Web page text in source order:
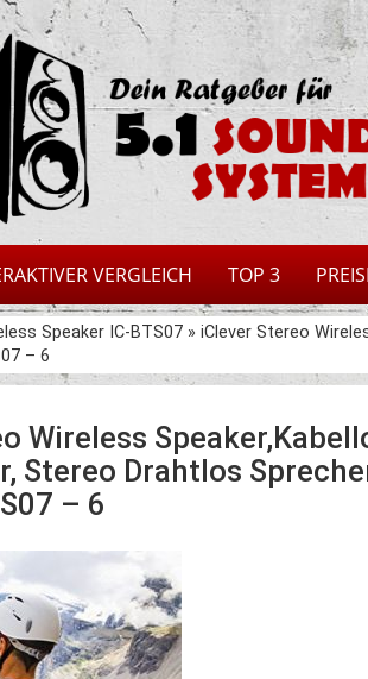
VERGLEICH TOP 3
Speaker IC-BTS07 » iClever Stereo
– 6
Wireless
Stereo Drahtlos
– 6